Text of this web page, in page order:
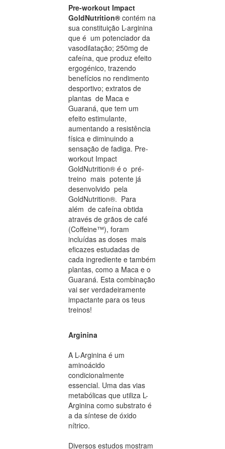
Pre-workout Impact
GoldNutrition® contém na
sua constituição L-arginina
que é um potenciador da
vasodilatação; 250mg de
cafeína, que produz efeito
ergogénico, trazendo
benefícios no rendimento
desportivo; extratos de
plantas de Maca e
Guaraná, que tem um
efeito estimulante,
aumentando a resistência
física e diminuindo a
sensação de fadiga. Pre-
workout Impact
GoldNutrition® é o pré-
treino mais potente já
desenvolvido pela
GoldNutrition®. Para
além de cafeína obtida
através de grãos de café
(Coffeine™), foram
incluídas as doses mais
eficazes estudadas de
cada ingrediente e também
plantas, como a Maca e o
Guaraná. Esta combinação
vai ser verdadeiramente
impactante para os teus
treinos!
Arginina
A L-Arginina é um
aminoácido
condicionalmente
essencial. Uma das vias
metabólicas que utiliza L-
Arginina como substrato é
a da síntese de óxido
nítrico.
Diversos estudos mostram